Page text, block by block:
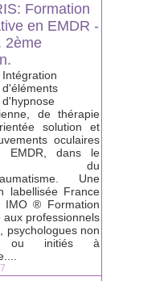
Formation
en EMDR -
2ème
Intégration
d'éléments
d'hypnose
de thérapie
solution et
oculaires
EMDR, dans le
du
Une
labellisée France
IMO ® Formation
aux professionnels
psychologues non
ou initiés à